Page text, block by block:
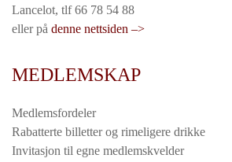
Lancelot, tlf 66 78 54 88
eller på denne nettsiden –>
MEDLEMSKAP
Medlemsfordeler
Rabatterte billetter og rimeligere drikke
Invitasjon til egne medlemskvelder